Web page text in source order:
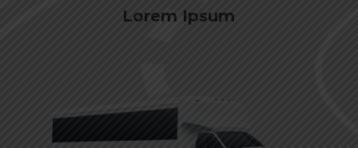
Lorem Ipsum